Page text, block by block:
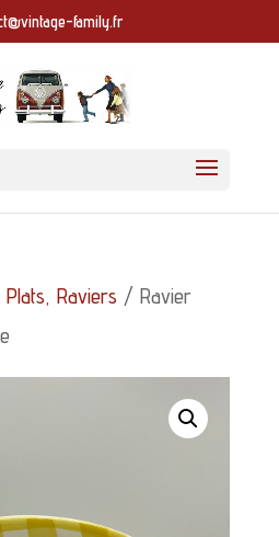
family.fr
Plats, Raviers / Ravier